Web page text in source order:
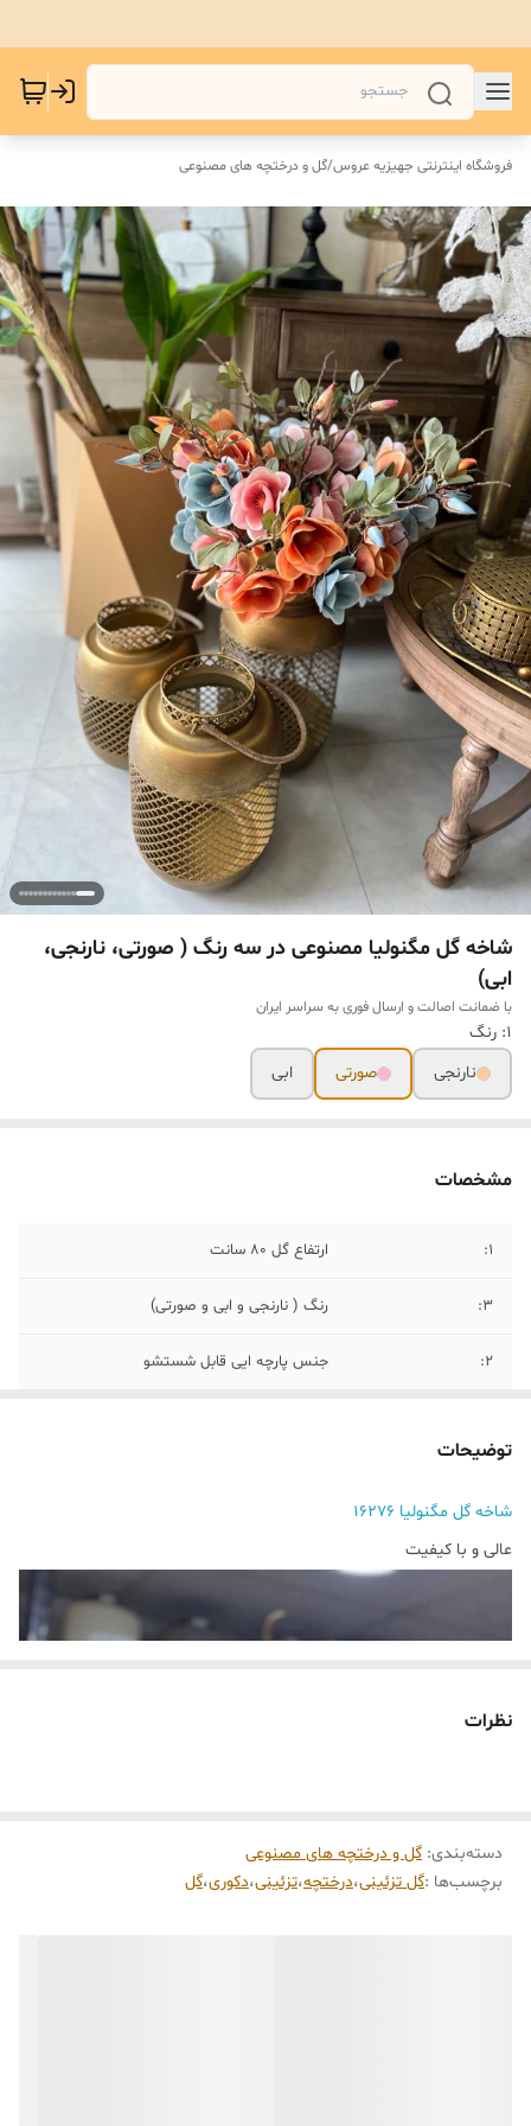
فروشگاه اینترنتی جهیزیه عروس/گل و درختچه های مصنوعی
شاخه گل مگنولیا مصنوعی در سه رنگ ( صورتی، نارنجی،
ابی)
با ضمانت اصالت و ارسال فوری به سراسر ایران
۱: رنگ
نارنجی
صورتی ابی
مشخصات
۱: ارتفاع گل ۸۰ سانت
۳: رنگ ( نارنجی و ابی و صورتی)
۲: جنس پارچه ایی قابل شستشو
توضیحات
شاخه گل مگنولیا ۱۶۲۷۶
عالی و با کیفیت
نظرات
دسته‌بندی: گل و درختچه های مصنوعی
برچسب‌ها :گل تزئینی،درختچه،تزئینی،دکوری،گل